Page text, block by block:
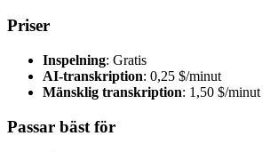
Priser
Inspelning: Gratis
AI-transkription: 0,25 $/minut
Mänsklig transkription: 1,50 $/minut
Passar bäst för